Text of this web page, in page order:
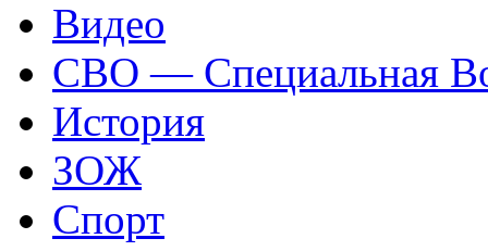
Видео
СВО — Специальная
История
ЗОЖ
Спорт